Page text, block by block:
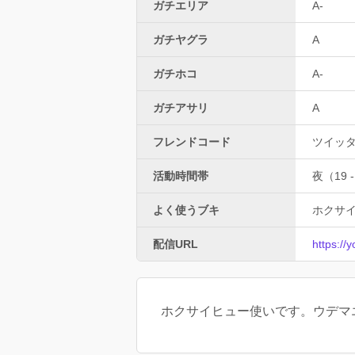
ガチエリア A-
ガチヤグラ A
ガチホコ A-
ガチアサリ A
フレンドコード ツイッ
活動時間帯 夜（19
よく使うブキ ホクサ
配信URL https://
ホクサイヒュー使いです。ウデ